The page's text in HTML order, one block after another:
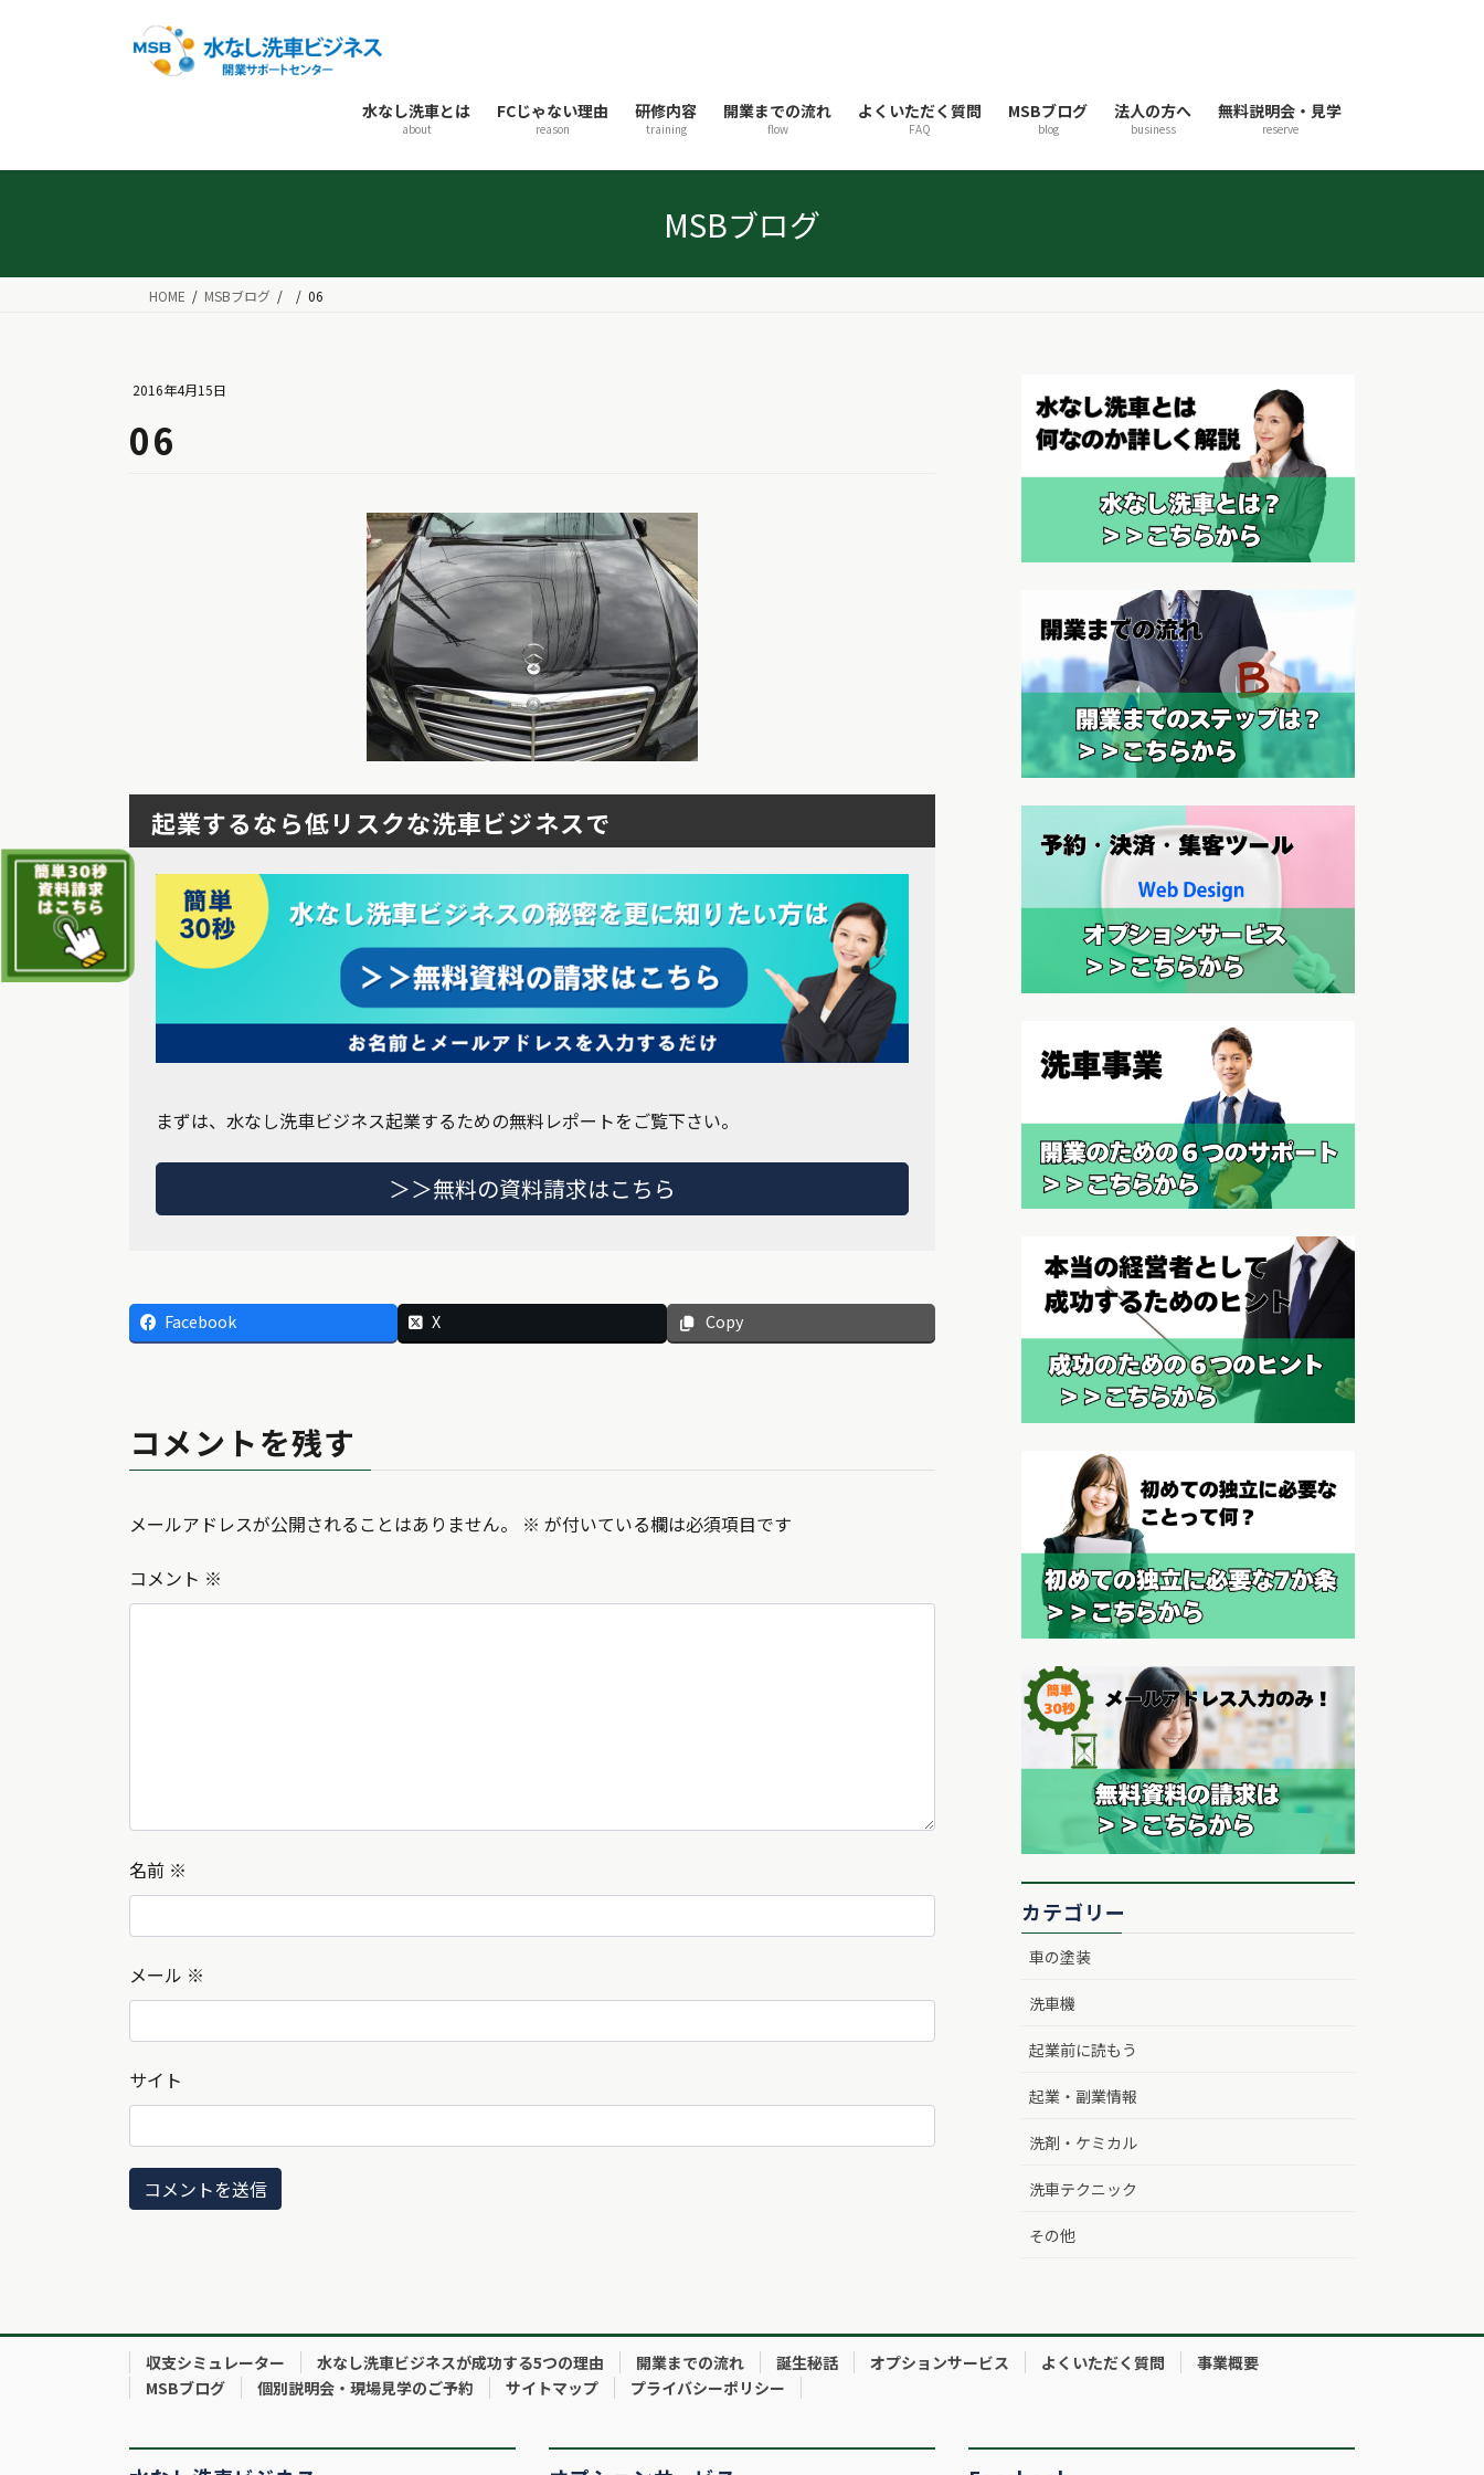
ス
ン
水なし洗車とは
about
FCじゃない理由
reason
研修内容
training
開業までの流れ
flow
よくいただく質問
FAQ
MSBブログ
blog
法人の方へ
business
無料説明会・見学
reserve
MSBブログ
HOME MSBブログ 06
2016年4月15日
06
起業するなら低リスクな洗車ビジネスで
まずは、水なし洗車ビジネス起業するための無料レポートをご覧下さい。
＞＞無料の資料請求はこちら
Facebook X Copy
コメントを残す
メールアドレスが公開されることはありません。 ※ が付いている欄は必須項目です
コメント ※
名前 ※
メール ※
サイト
カテゴリー
車の塗装
洗車機
起業前に読もう
起業・副業情報
洗剤・ケミカル
洗車テクニック
その他
収支シミュレーター 水なし洗車ビジネスが成功する5つの理由 開業までの流れ 誕生秘話 オプションサービス よくいただく質問
事業概要
MSBブログ
個別説明会・現場見学のご予約 サイトマップ プライバシーポリシー